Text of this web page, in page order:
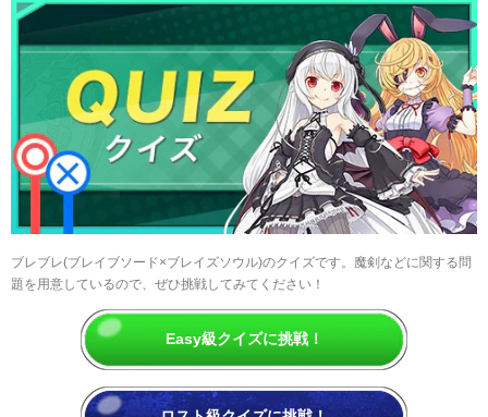
ブレブレ(ブレイブソード×ブレイズソウル)のクイズです。魔剣などに関する問
題を用意しているので、ぜひ挑戦してみてください！
Easy級クイズに挑戦！